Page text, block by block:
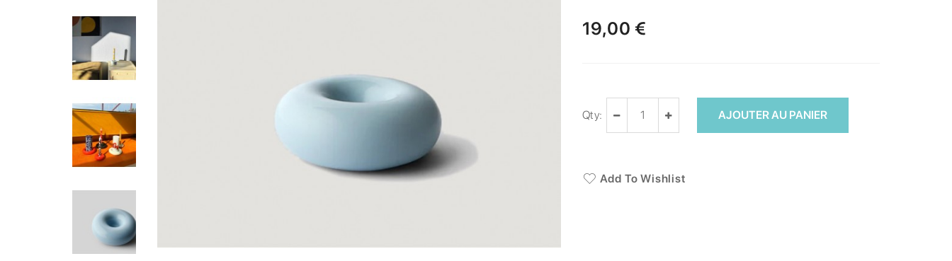
19,00 €
Qty: AJOUTER AU PANIER
Add To Wishlist